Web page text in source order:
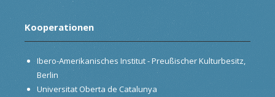
Kooperationen
Ibero-Amerikanisches Institut - Preußischer Kulturbesitz,
Berlin
Universitat Oberta de Catalunya